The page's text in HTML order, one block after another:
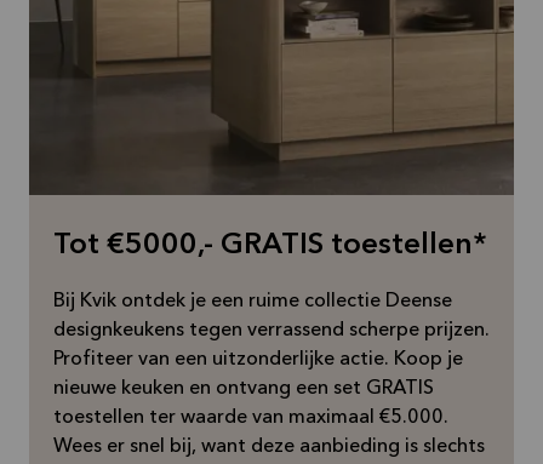
Tot €5000,- GRATIS toestellen*
Bij Kvik ontdek je een ruime collectie Deense
designkeukens tegen verrassend scherpe prijzen.
Profiteer van een uitzonderlijke actie. Koop je
nieuwe keuken en ontvang een set GRATIS
toestellen ter waarde van maximaal €5.000.
Wees er snel bij, want deze aanbieding is slechts